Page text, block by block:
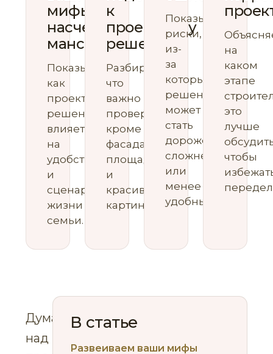
мифы
насчет
мансарды
Показываем,
как
проектное
решение
влияет
на
удобство
и
сценарии
жизни
семьи.
к
проектному
решению
Разбираем,
что
важно
проверить
кроме
фасада,
площади
и
красивой
картинки.
Показываем
риски,
из-
за
которых
решение
может
стать
дороже,
сложнее
или
менее
удобным.
на
каком
этапе
это
лучше
чтобы
Думаете
над
В статье
Развеиваем ваши мифы